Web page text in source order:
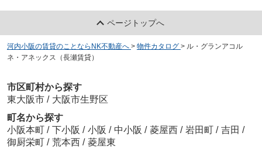
ページトップへ
河内小阪の賃貸のことならNK不動産へ > 物件カタログ > ル・グランアコル
ネ・アネックス（長瀬賃貸）
市区町村から探す
東大阪市 / 大阪市生野区
町名から探す
小阪本町 / 下小阪 / 小阪 / 中小阪 / 菱屋西 / 岩田町 / 吉田 /
御厨栄町 / 荒本西 / 菱屋東